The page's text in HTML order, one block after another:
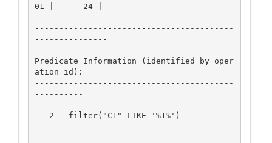
01 |      24 |
-----------------------------------------
-----------------------------------------
---------------
Predicate Information (identified by oper
ation id):
-----------------------------------------
----------